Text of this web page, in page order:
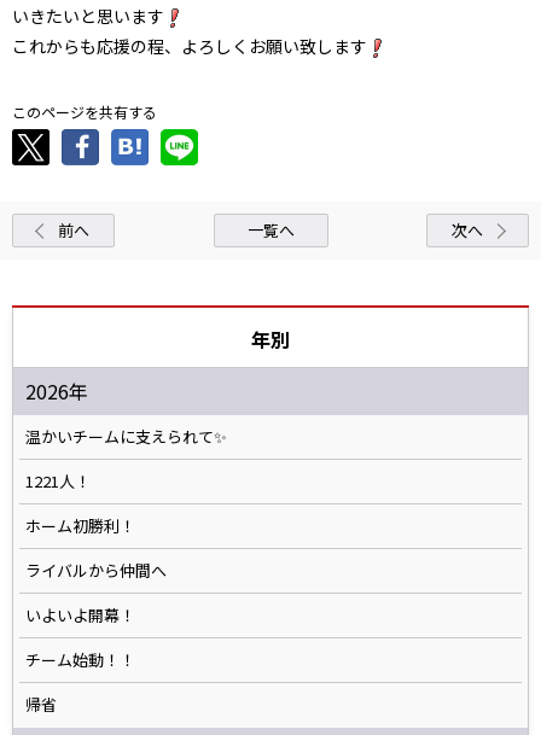
いきたいと思います
これからも応援の程、よろしくお願い致します
このページを共有する
前へ 一覧へ 次へ
年別
2026年
温かいチームに支えられて✨️
1221人！
ホーム初勝利！
ライバルから仲間へ
いよいよ開幕！
チーム始動！！
帰省